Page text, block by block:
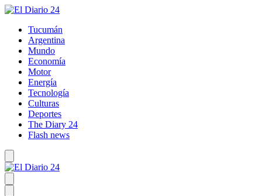
Tucumán
Argentina
Mundo
Economía
Motor
Energía
Tecnología
Culturas
Deportes
The Diary 24
Flash news